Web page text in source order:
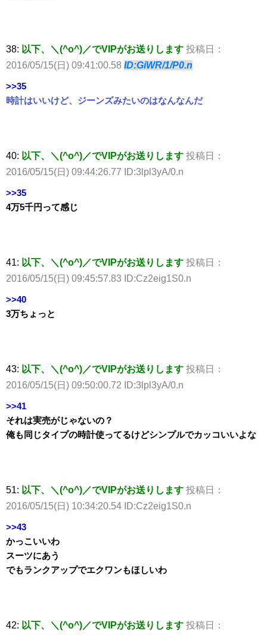
38: 以下、＼(^o^)／でVIPがお送りします 投稿日：
2016/05/15(日) 09:41:00.58 ID:GiWR/1/P0.n
>>35
時計はいいけど、ジーンズみたいのはなんなんだ
40: 以下、＼(^o^)／でVIPがお送りします 投稿日：
2016/05/15(日) 09:44:26.77 ID:3lpl3yA/0.n
>>35
4万5千円って感じ
41: 以下、＼(^o^)／でVIPがお送りします 投稿日：
2016/05/15(日) 09:45:57.83 ID:Cz2eig1S0.n
>>40
3万ちょっと
43: 以下、＼(^o^)／でVIPがお送りします 投稿日：
2016/05/15(日) 09:50:00.72 ID:3lpl3yA/0.n
>>41
それは実売がじゃないの？
俺も同じタイプの時計使ってるけどシンプルでカッコいいよな
51: 以下、＼(^o^)／でVIPがお送りします 投稿日：
2016/05/15(日) 10:34:20.54 ID:Cz2eig1S0.n
>>43
かっこいいわ
スーツにあう
でもランクアップでエクワンもほしいわ
42: 以下、＼(^o^)／でVIPがお送りします 投稿日：